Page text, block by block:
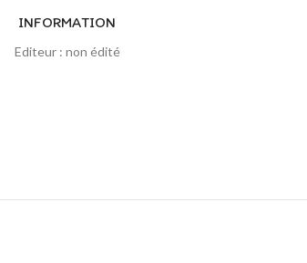
INFORMATION
Editeur : non édité